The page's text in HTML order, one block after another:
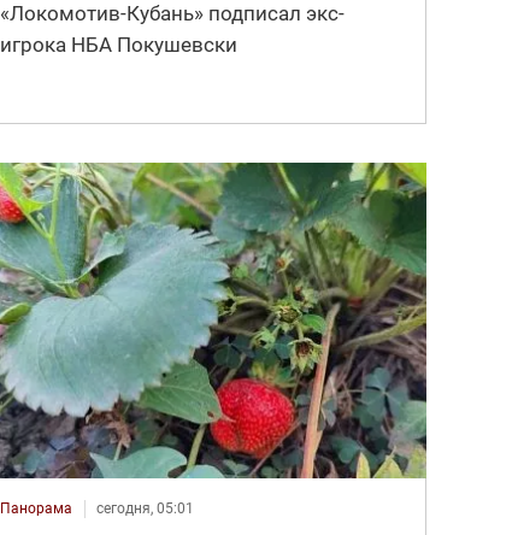
«Локомотив-Кубань» подписал экс-
игрока НБА Покушевски
Панорама сегодня, 05:01